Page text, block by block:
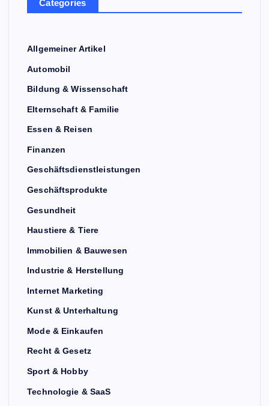
Categories
Allgemeiner Artikel
Automobil
Bildung & Wissenschaft
Elternschaft & Familie
Essen & Reisen
Finanzen
Geschäftsdienstleistungen
Geschäftsprodukte
Gesundheit
Haustiere & Tiere
Immobilien & Bauwesen
Industrie & Herstellung
Internet Marketing
Kunst & Unterhaltung
Mode & Einkaufen
Recht & Gesetz
Sport & Hobby
Technologie & SaaS